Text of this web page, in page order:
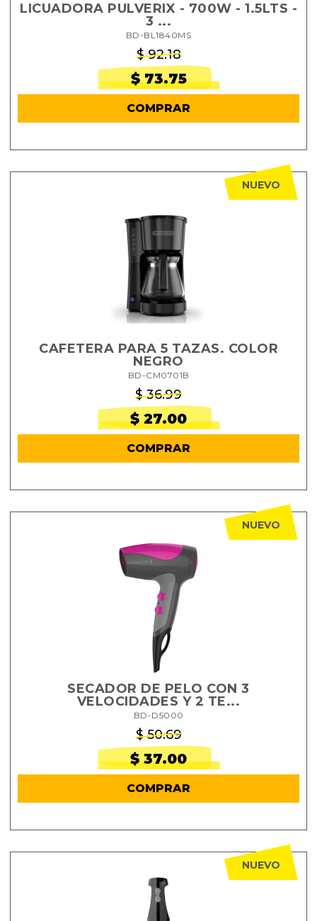
LICUADORA PULVERIX - 700W - 1.5LTS -
3 ...
BD-BL1840MS
$ 92.18
$ 73.75
COMPRAR
NUEVO
CAFETERA PARA 5 TAZAS. COLOR
NEGRO
BD-CM0701B
$ 36.99
$ 27.00
COMPRAR
NUEVO
SECADOR DE PELO CON 3
VELOCIDADES Y 2 TE...
BD-D5000
$ 50.69
$ 37.00
COMPRAR
NUEVO